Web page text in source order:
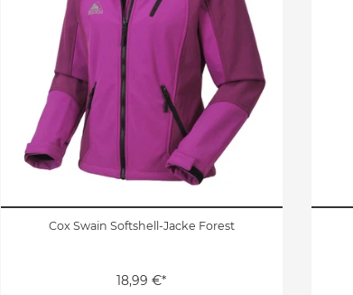
Cox Swain Softshell-Jacke Forest
18,99 €*